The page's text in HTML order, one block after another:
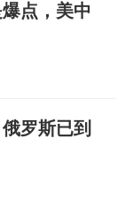
点，美中
罗斯已到